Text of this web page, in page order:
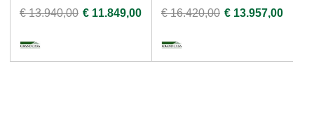
€ 13.940,00 € 11.849,00 € 16.420,00 € 13.957,00